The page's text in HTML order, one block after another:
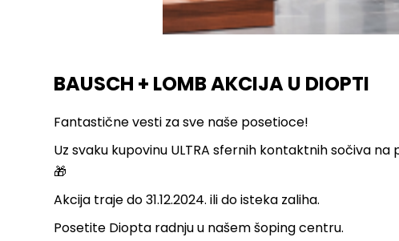
BAUSCH + LOMB AKCIJA U DIOPTI
Fantastične vesti za sve naše posetioce!
Uz svaku kupovinu ULTRA sfernih kontaktnih sočiva
🎁
Akcija traje do 31.12.2024. ili do isteka zaliha.
Posetite Diopta radnju u našem šoping centru.